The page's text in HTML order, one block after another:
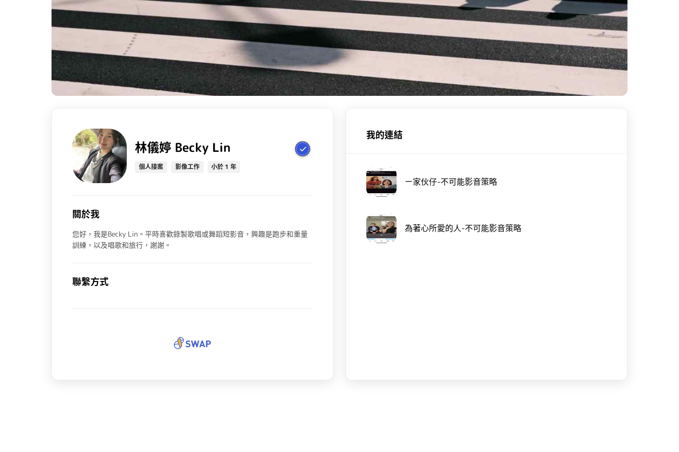
林儀婷 Becky Lin
個人接案 影像工作 小於 1 年
關於我
您好，我是Becky Lin。平時喜歡錄製歌唱或舞蹈短影音，興趣是跑步和重量
訓練，以及唱歌和旅行，謝謝。
聯繫方式
我的連結
ㄧ家伙仔-不可能影音策略
為著心所愛的人-不可能影音策略